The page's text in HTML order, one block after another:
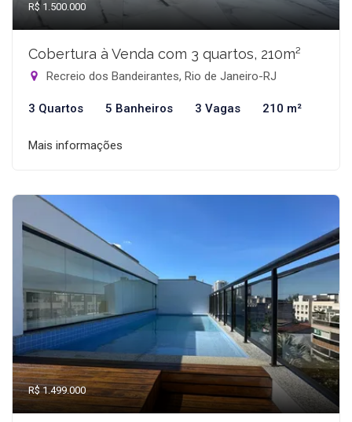
R$ 1.500.000
Cobertura à Venda com 3 quartos, 210m²
Recreio dos Bandeirantes, Rio de Janeiro-RJ
3 Quartos 5 Banheiros 3 Vagas 210 m²
Mais informações
R$ 1.499.000